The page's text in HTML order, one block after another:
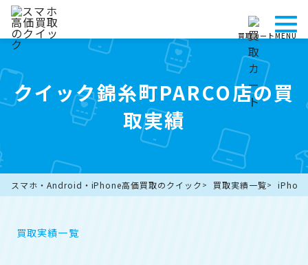
買取カートMENU
クイック錦糸町PARCO店の買
取実績
スマホ・Android・iPhone高価買取のクイック 買取実績一覧
買取実績一覧